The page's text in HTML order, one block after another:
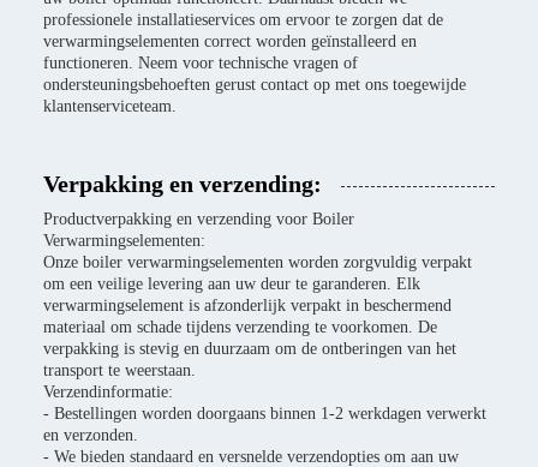
professionele installatieservices om ervoor te zorgen dat de
verwarmingselementen correct worden geïnstalleerd en
functioneren. Neem voor technische vragen of
ondersteuningsbehoeften gerust contact op met ons toegewijde
klantenserviceteam.
Verpakking en verzending:
Productverpakking en verzending voor Boiler
Verwarmingselementen:
Onze boiler verwarmingselementen worden zorgvuldig verpakt
om een veilige levering aan uw deur te garanderen. Elk
verwarmingselement is afzonderlijk verpakt in beschermend
materiaal om schade tijdens verzending te voorkomen. De
verpakking is stevig en duurzaam om de ontberingen van het
transport te weerstaan.
Verzendinformatie:
- Bestellingen worden doorgaans binnen 1-2 werkdagen verwerkt
en verzonden.
- We bieden standaard en versnelde verzendopties om aan uw